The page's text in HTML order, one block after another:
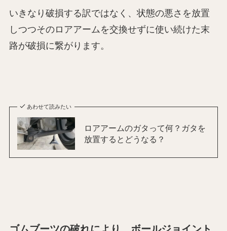
いきなり破損する訳ではなく、状態の悪さを放置
しつつそのロアアームを交換せずに使い続けた末
路が破損に繋がります。
あわせて読みたい
ロアアームのガタって何？ガタを
放置するとどうなる？